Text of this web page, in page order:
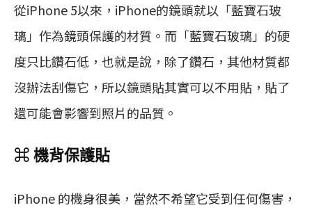
從iPhone 5以來，iPhone的鏡頭就以「藍寶石玻
璃」作為鏡頭保護的材質。而「藍寶石玻璃」的硬
度只比鑽石低，也就是說，除了鑽石，其他材質都
沒辦法刮傷它，所以鏡頭貼其實可以不用貼，貼了
還可能會影響到照片的品質。
⌘ 機背保護貼
iPhone 的機身很美，當然不希望它受到任何傷害，